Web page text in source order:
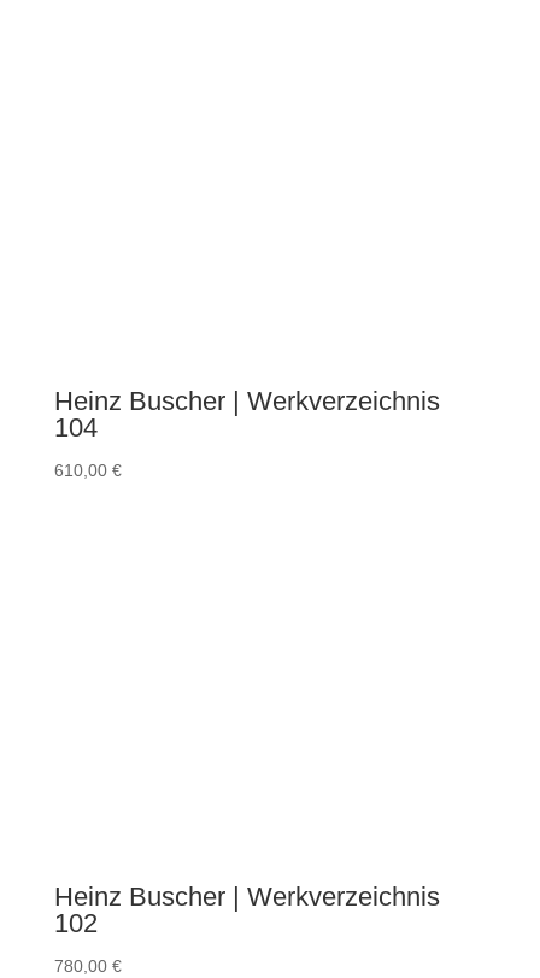
Heinz Buscher | Werkverzeichnis
104
610,00 €
Heinz Buscher | Werkverzeichnis
102
780,00 €